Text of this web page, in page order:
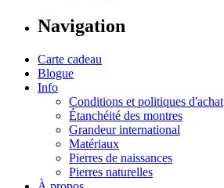
Navigation
Carte cadeau
Blogue
Info
Conditions et politiques d'achat
Étanchéité des montres
Grandeur international
Matériaux
Pierres de naissances
Pierres naturelles